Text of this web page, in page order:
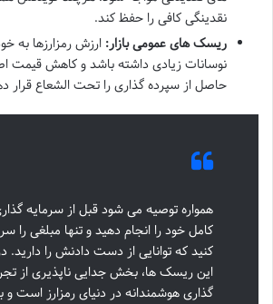
نقدینگی کافی را حفظ کند.
ریسک های عمومی بازار: ارزش رمزارزها به
نوسانات زیادی داشته باشد و کاهش قیمت
حاصل از سپرده گذاری را تحت الشعاع قرار
همواره توصیه می شود قبل از سرمایه
کامل خود را انجام دهید و تنها مبلغی را
کنید که توانایی از دست دادنش را
این ریسک ها، بخش جدایی ناپذیری از
گذاری هوشمندانه در دنیای رمزارز است